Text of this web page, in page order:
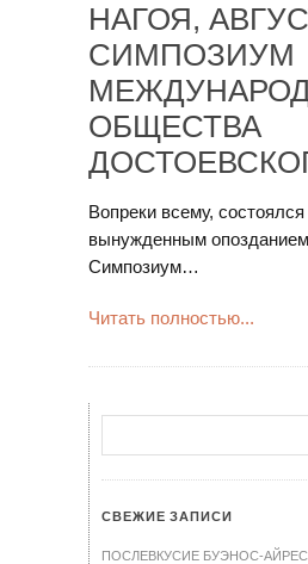
НАГОЯ,
СИМПОЗИУМ
ОБЩЕСТВА
Вопреки всему, состоялся
вынужденным
Симпозиум…
Читать полностью...
СВЕЖИЕ ЗАПИСИ
ПОСЛЕВКУСИЕ БУЭНОС-